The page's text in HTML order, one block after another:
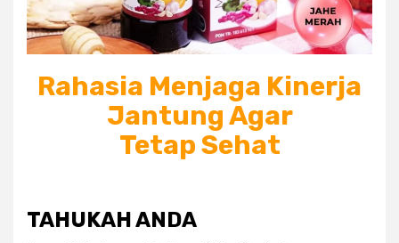
Rahasia Menjaga Kinerja
Jantung Agar
TetapSehat
TAHUKAH ANDA